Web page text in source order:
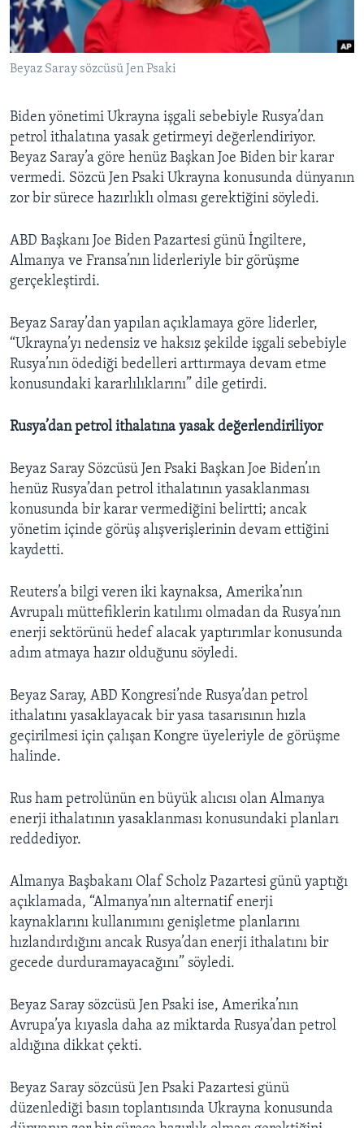
HAYATTAN
SANAT
BIZI TAKIP EDIN
Beyaz Saray sözcüsü Jen Psaki
Biden yönetimi Ukrayna işgali sebebiyle Rusya’dan
petrol ithalatına yasak getirmeyi değerlendiriyor.
Beyaz Saray’a göre henüz Başkan Joe Biden bir karar
vermedi. Sözcü Jen Psaki Ukrayna konusunda dünyanın
zor bir sürece hazırlıklı olması gerektiğini söyledi.
ABD Başkanı Joe Biden Pazartesi günü İngiltere,
Almanya ve Fransa’nın liderleriyle bir görüşme
gerçekleştirdi.
Beyaz Saray’dan yapılan açıklamaya göre liderler,
“Ukrayna’yı nedensiz ve haksız şekilde işgali sebebiyle
Rusya’nın ödediği bedelleri arttırmaya devam etme
konusundaki kararlılıklarını” dile getirdi.
Rusya’dan petrol ithalatına yasak değerlendiriliyor
Beyaz Saray Sözcüsü Jen Psaki Başkan Joe Biden’ın
henüz Rusya’dan petrol ithalatının yasaklanması
konusunda bir karar vermediğini belirtti; ancak
yönetim içinde görüş alışverişlerinin devam ettiğini
kaydetti.
Reuters’a bilgi veren iki kaynaksa, Amerika’nın
Avrupalı müttefiklerin katılımı olmadan da Rusya’nın
enerji sektörünü hedef alacak yaptırımlar konusunda
adım atmaya hazır olduğunu söyledi.
Beyaz Saray, ABD Kongresi’nde Rusya’dan petrol
ithalatını yasaklayacak bir yasa tasarısının hızla
geçirilmesi için çalışan Kongre üyeleriyle de görüşme
halinde.
Rus ham petrolünün en büyük alıcısı olan Almanya
enerji ithalatının yasaklanması konusundaki planları
reddediyor.
Almanya Başbakanı Olaf Scholz Pazartesi günü yaptığı
açıklamada, “Almanya’nın alternatif enerji
kaynaklarını kullanımını genişletme planlarını
hızlandırdığını ancak Rusya’dan enerji ithalatını bir
gecede durduramayacağını” söyledi.
Beyaz Saray sözcüsü Jen Psaki ise, Amerika’nın
Avrupa’ya kıyasla daha az miktarda Rusya’dan petrol
aldığına dikkat çekti.
Beyaz Saray sözcüsü Jen Psaki Pazartesi günü
düzenlediği basın toplantısında Ukrayna konusunda